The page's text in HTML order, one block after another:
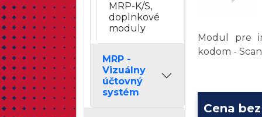
MRP-K/S,
doplnkové
moduly
MRP -
Vizuálny
účtovný
systém
Modul pre
kodom -
Cena